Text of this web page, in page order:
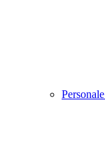
Personale